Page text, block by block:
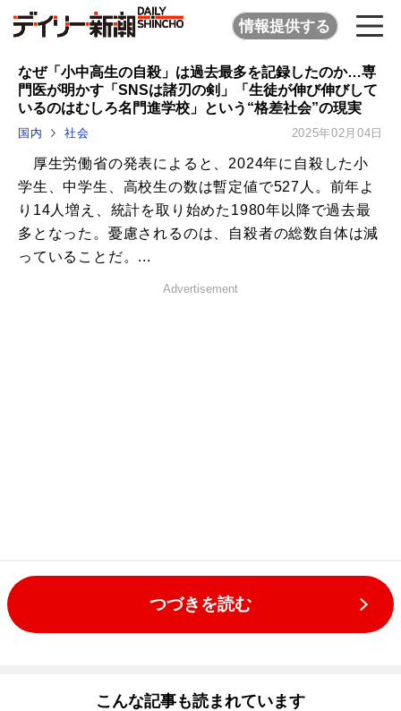
情報提供する
なぜ「小中高生の自殺」は過去最多を記録したのか…専
門医が明かす「SNSは諸刃の剣」「生徒が伸び伸びして
いるのはむしろ名門進学校」という“格差社会”の現実
国内 社会 2025年02月04日
厚生労働省の発表によると、2024年に自殺した小
学生、中学生、高校生の数は暫定値で527人。前年よ
り14人増え、統計を取り始めた1980年以降で過去最
多となった。憂慮されるのは、自殺者の総数自体は減
っていることだ。...
Advertisement
つづきを読む
こんな記事も読まれています